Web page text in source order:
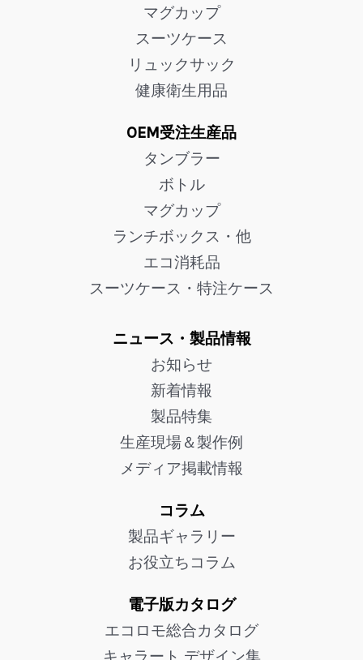
マグカップ
スーツケース
リュックサック
健康衛生用品
OEM受注生産品
タンブラー
ボトル
マグカップ
ランチボックス・他
エコ消耗品
スーツケース・特注ケース
ニュース・製品情報
お知らせ
新着情報
製品特集
生産現場＆製作例
メディア掲載情報
コラム
製品ギャラリー
お役立ちコラム
電子版カタログ
エコロモ総合カタログ